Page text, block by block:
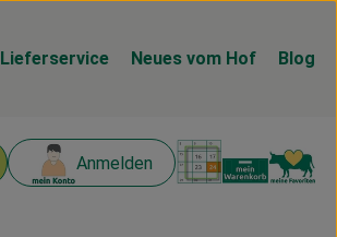
Lieferservice Neues vom Hof Blog
Anmelden